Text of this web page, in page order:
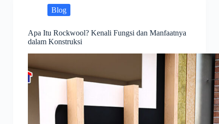
Blog
Apa Itu Rockwool? Kenali Fungsi dan Manfaatnya
dalam Konstruksi